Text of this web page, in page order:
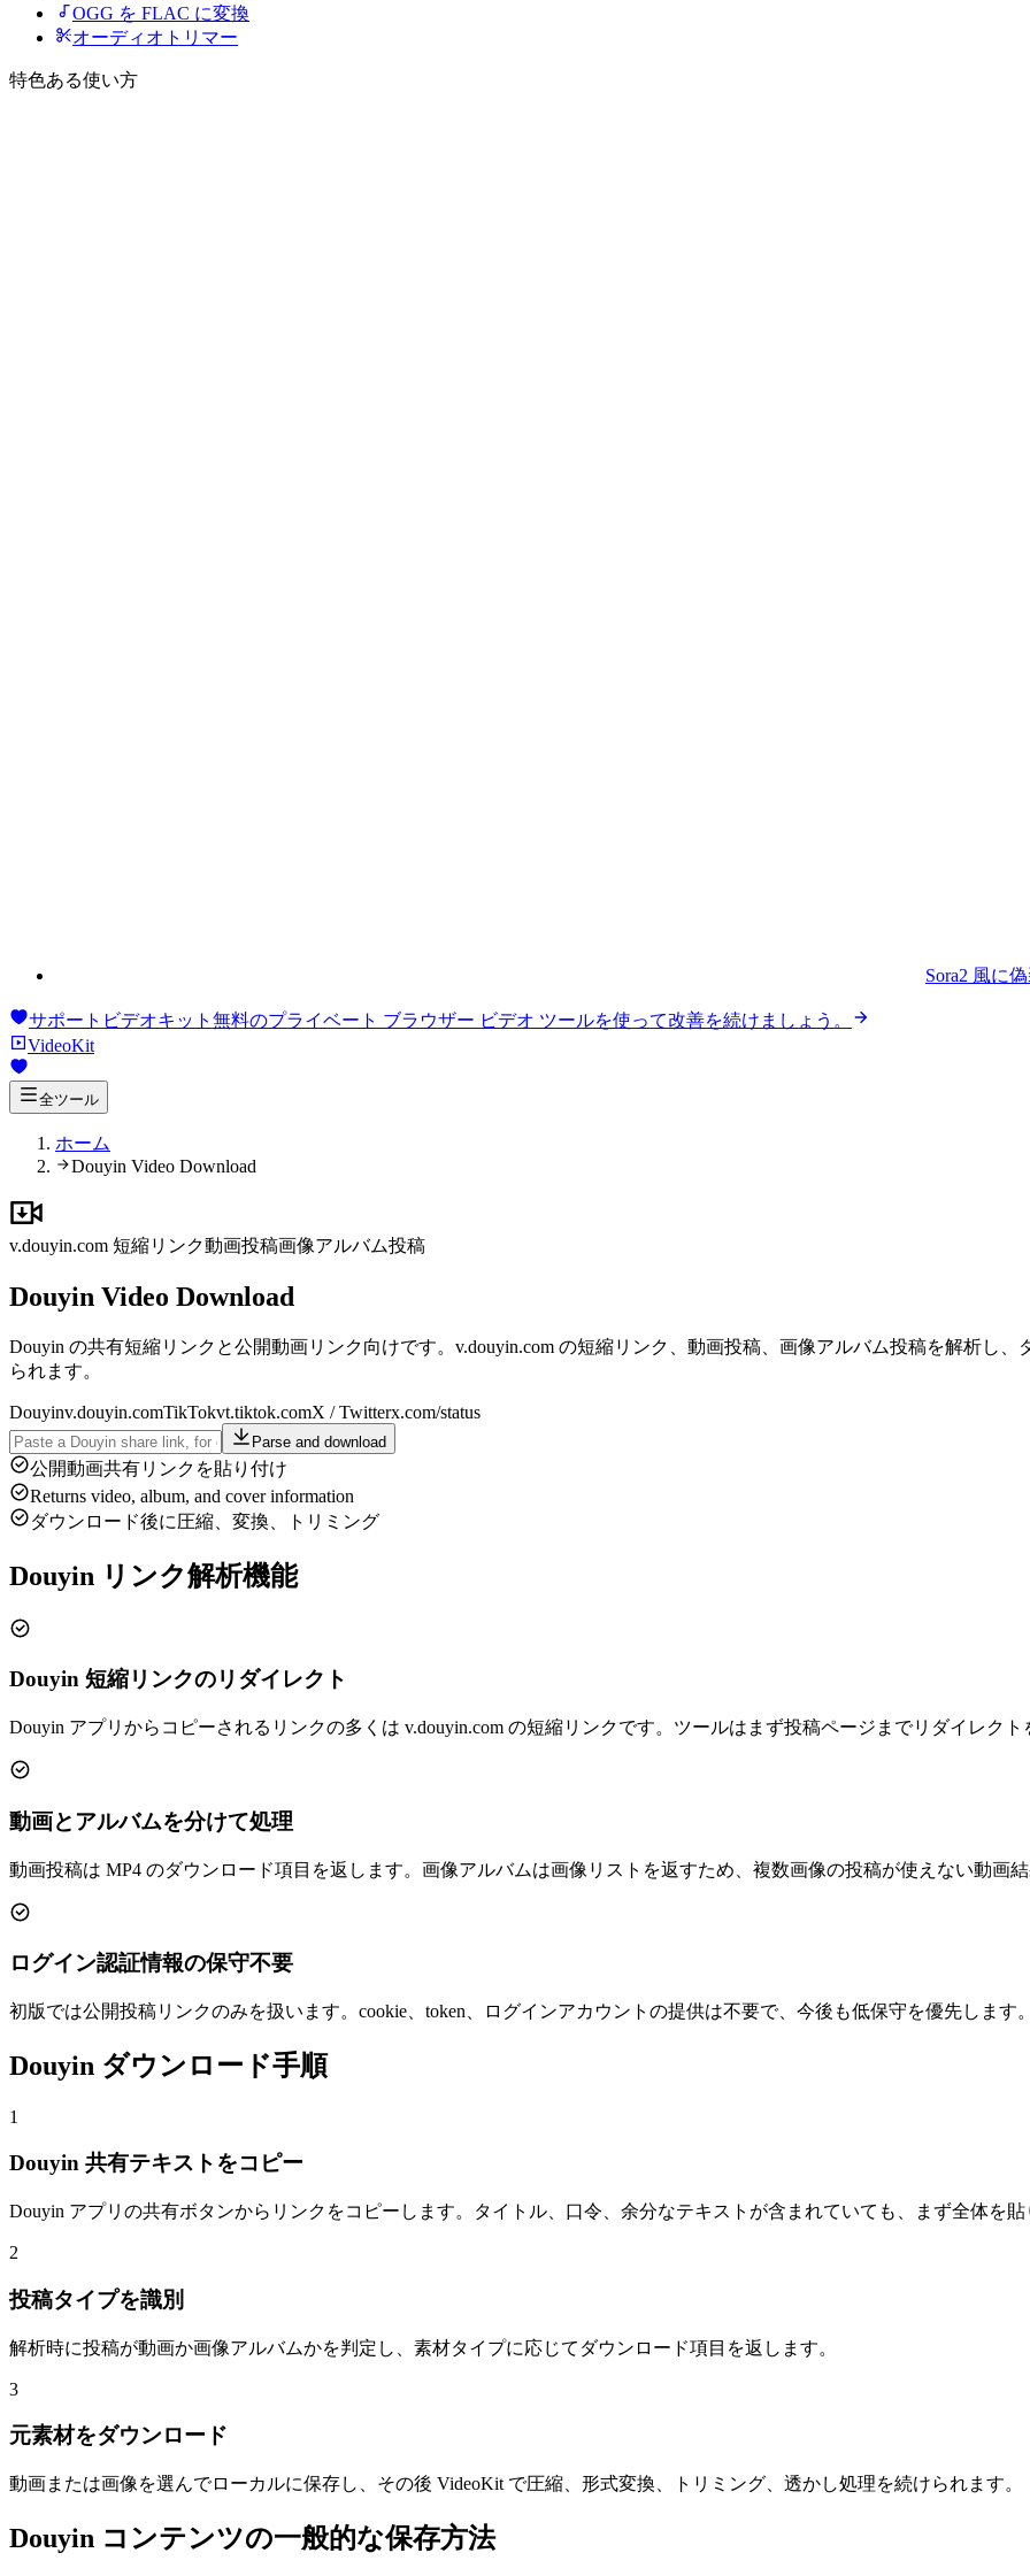
OGG を FLAC に変換
オーディオトリマー
特色ある使い方
Sora2 風に
サポートビデオキット 無料のプライベート ブラウザー ビデオ ツールを使って改善を続けましょう。
VideoKit
全ツール
ホーム
Douyin Video Download
v.douyin.com 短縮リンク動画投稿画像アルバム投稿
Douyin Video Download
Douyin の共有短縮リンクと公開動画リンク向けです。v.douyin.com の短縮リンク、動画投稿、画像アルバム投稿を解析し
られます。
Douyinv.douyin.comTikTokvt.tiktok.comX / Twitterx.com/status
Parse and download
公開動画共有リンクを貼り付け
Returns video, album, and cover information
ダウンロード後に圧縮、変換、トリミング
Douyin リンク解析機能
Douyin 短縮リンクのリダイレクト
Douyin アプリからコピーされるリンクの多くは v.douyin.com の短縮リンクです。ツールはまず投稿ページまでリダイレク
動画とアルバムを分けて処理
動画投稿は MP4 のダウンロード項目を返します。画像アルバムは画像リストを返すため、複数画像の投稿が使えない動画
ログイン認証情報の保守不要
初版では公開投稿リンクのみを扱います。cookie、token、ログインアカウントの提供は不要で、今後も低保守を優先します
Douyin ダウンロード手順
1
Douyin 共有テキストをコピー
Douyin アプリの共有ボタンからリンクをコピーします。タイトル、口令、余分なテキストが含まれていても、まず全体を
2
投稿タイプを識別
解析時に投稿が動画か画像アルバムかを判定し、素材タイプに応じてダウンロード項目を返します。
3
元素材をダウンロード
動画または画像を選んでローカルに保存し、その後 VideoKit で圧縮、形式変換、トリミング、透かし処理を続けられます。
Douyin コンテンツの一般的な保存方法